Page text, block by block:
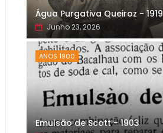
Água Purgativa Queiroz - 1919
Junho 23, 2026
ANOS 1900
Emulsão de Scott - 1903